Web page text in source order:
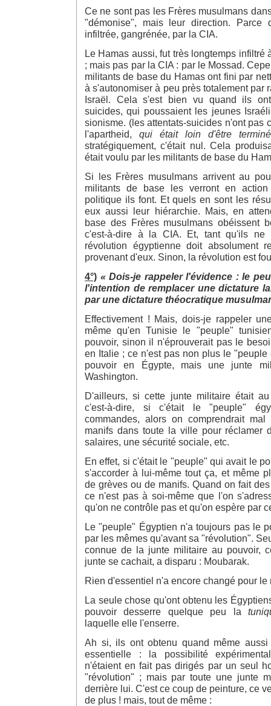
Ce ne sont pas les Frères musulmans
"démonise", mais leur direction. Parce
infiltrée, gangrénée, par la CIA.
Le Hamas aussi, fut très longtemps infiltré
; mais pas par la CIA : par le Mossad.
militants de base du Hamas ont fini par
à s'autonomiser à peu près totalement par
Israël. Cela s'est bien vu quand ils
suicides, qui poussaient les jeunes
sionisme. (les attentats-suicides n'ont pas
l'apartheid, qui était loin d'être
stratégiquement, c'était nul. Cela
était voulu par les militants de base du
Si les Frères musulmans arrivent au
militants de base les verront en
politique ils font. Et quels en sont les
eux aussi leur hiérarchie. Mais, en
base des Frères musulmans obéissent
c'est-à-dire à la CIA. Et, tant qu'ils ne
révolution égyptienne doit absolument
provenant d'eux. Sinon, la révolution est
4°) « Dois-je rappeler l'évidence : le
l'intention de remplacer une dictature
par une dictature théocratique
Effectivement ! Mais, dois-je rappeler
même qu'en Tunisie le "peuple"
pouvoir, sinon il n'éprouverait pas le
en Italie ; ce n'est pas non plus le
pouvoir en Égypte, mais une junte
Washington.
D'ailleurs, si cette junte militaire était
c'est-à-dire, si c'était le "peuple"
commandes, alors on comprendrait
manifs dans toute la ville pour réclamer
salaires, une sécurité sociale, etc.
En effet, si c'était le "peuple" qui avait le
s'accorder à lui-même tout ça, et même
de grèves ou de manifs. Quand on fait
ce n'est pas à soi-même que l'on
qu'on ne contrôle pas et qu'on espère par
Le "peuple" Égyptien n'a toujours pas le
par les mêmes qu'avant sa "révolution".
connue de la junte militaire au pouvoir,
junte se cachait, a disparu : Moubarak.
Rien d'essentiel n'a encore changé pour le
La seule chose qu'ont obtenu les
pouvoir desserre quelque peu la
laquelle elle l'enserre.
Ah si, ils ont obtenu quand même
essentielle : la possibilité
n'étaient en fait pas dirigés par un seul
"révolution" ; mais par toute une junte
derrière lui. C'est ce coup de peinture, ce
de plus ! mais, tout de même :